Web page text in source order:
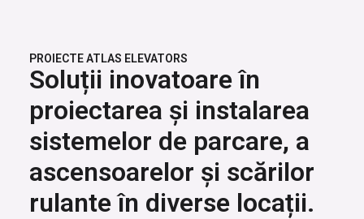
PROIECTE ATLAS ELEVATORS
Soluții inovatoare în
proiectarea și instalarea
sistemelor de parcare, a
ascensoarelor și scărilor
rulante în diverse locații.